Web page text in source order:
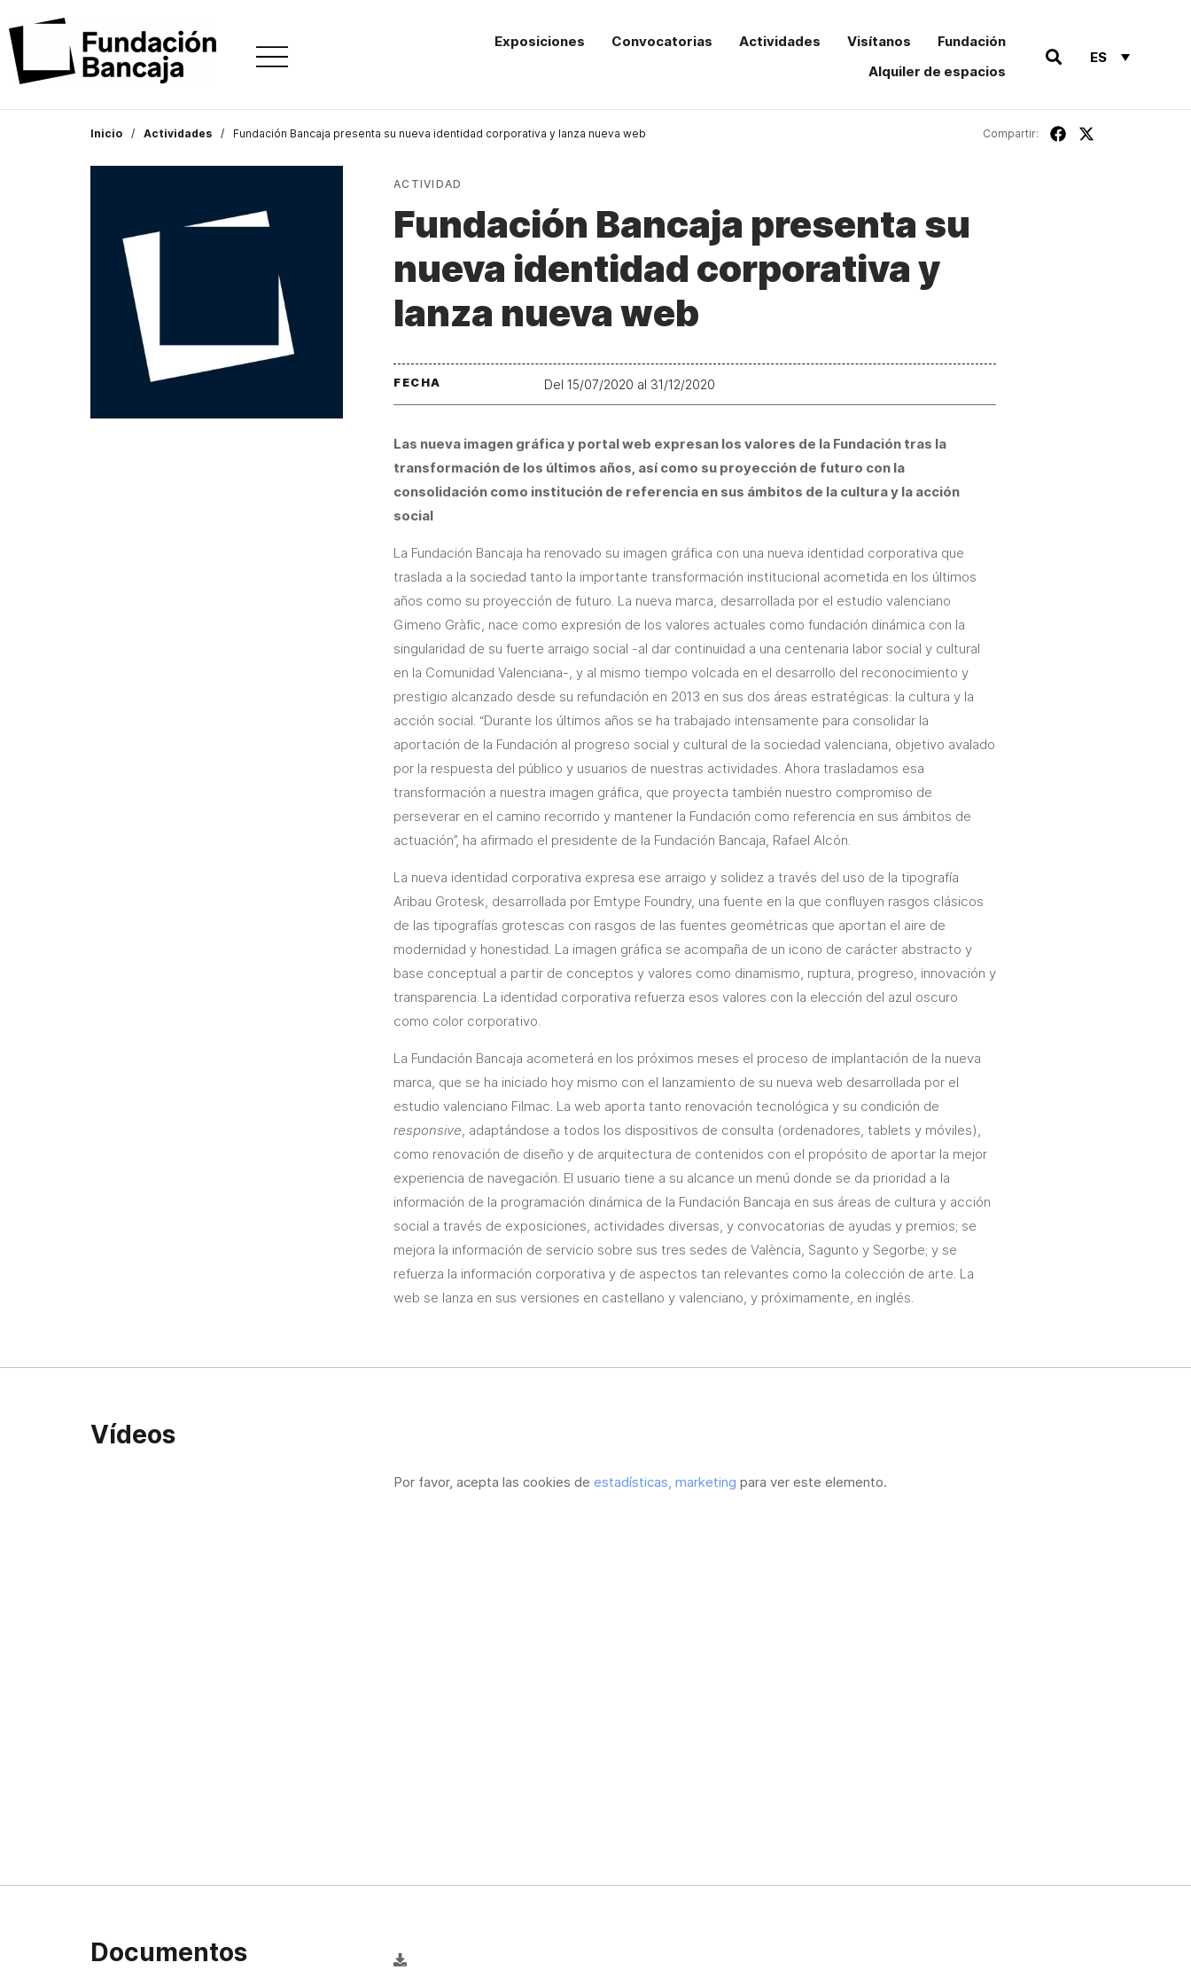
Exposiciones Convocatorias Actividades Visítanos
Fundación
Alquiler de espacios
ES
Inicio Actividades Fundación Bancaja presenta su nueva identidad corporativa y lanza nueva web Compartir:
ACTIVIDAD
Fundación Bancaja presenta su
nueva identidad corporativa y
lanza nueva web
FECHA Del 15/07/2020 al 31/12/2020
Las nueva imagen gráfica y portal web expresan los valores de la Fundación tras la
transformación de los últimos años, así como su proyección de futuro con la
consolidación como institución de referencia en sus ámbitos de la cultura y la acción
social
La Fundación Bancaja ha renovado su imagen gráfica con una nueva identidad corporativa que
traslada a la sociedad tanto la importante transformación institucional acometida en los últimos
años como su proyección de futuro. La nueva marca, desarrollada por el estudio valenciano
Gimeno Gràfic, nace como expresión de los valores actuales como fundación dinámica con la
singularidad de su fuerte arraigo social -al dar continuidad a una centenaria labor social y cultural
en la Comunidad Valenciana-, y al mismo tiempo volcada en el desarrollo del reconocimiento y
prestigio alcanzado desde su refundación en 2013 en sus dos áreas estratégicas: la cultura y la
acción social. “Durante los últimos años se ha trabajado intensamente para consolidar la
aportación de la Fundación al progreso social y cultural de la sociedad valenciana, objetivo avalado
por la respuesta del público y usuarios de nuestras actividades. Ahora trasladamos esa
transformación a nuestra imagen gráfica, que proyecta también nuestro compromiso de
perseverar en el camino recorrido y mantener la Fundación como referencia en sus ámbitos de
actuación”, ha afirmado el presidente de la Fundación Bancaja, Rafael Alcón.
La nueva identidad corporativa expresa ese arraigo y solidez a través del uso de la tipografía
Aribau Grotesk, desarrollada por Emtype Foundry, una fuente en la que confluyen rasgos clásicos
de las tipografías grotescas con rasgos de las fuentes geométricas que aportan el aire de
modernidad y honestidad. La imagen gráfica se acompaña de un icono de carácter abstracto y
base conceptual a partir de conceptos y valores como dinamismo, ruptura, progreso, innovación y
transparencia. La identidad corporativa refuerza esos valores con la elección del azul oscuro
como color corporativo.
La Fundación Bancaja acometerá en los próximos meses el proceso de implantación de la nueva
marca, que se ha iniciado hoy mismo con el lanzamiento de su nueva web desarrollada por el
estudio valenciano Filmac. La web aporta tanto renovación tecnológica y su condición de
responsive, adaptándose a todos los dispositivos de consulta (ordenadores, tablets y móviles),
como renovación de diseño y de arquitectura de contenidos con el propósito de aportar la mejor
experiencia de navegación. El usuario tiene a su alcance un menú donde se da prioridad a la
información de la programación dinámica de la Fundación Bancaja en sus áreas de cultura y acción
social a través de exposiciones, actividades diversas, y convocatorias de ayudas y premios; se
mejora la información de servicio sobre sus tres sedes de València, Sagunto y Segorbe; y se
refuerza la información corporativa y de aspectos tan relevantes como la colección de arte. La
web se lanza en sus versiones en castellano y valenciano, y próximamente, en inglés.
Vídeos
Por favor, acepta las cookies de estadísticas, marketing para ver este elemento.
Documentos